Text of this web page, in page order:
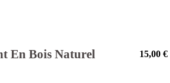
En Bois Naturel 15,00 €